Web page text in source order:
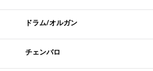
ドラム/オルガン
チェンバロ